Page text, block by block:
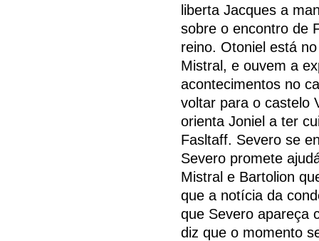
liberta Jacques a
sobre o encontro de
reino. Otoniel está
Mistral, e ouvem a
acontecimentos no
voltar para o castelo
orienta Joniel a ter
Fasltaff. Severo se
Severo promete
Mistral e Bartolion
que a notícia da
que Severo apareça
diz que o momento